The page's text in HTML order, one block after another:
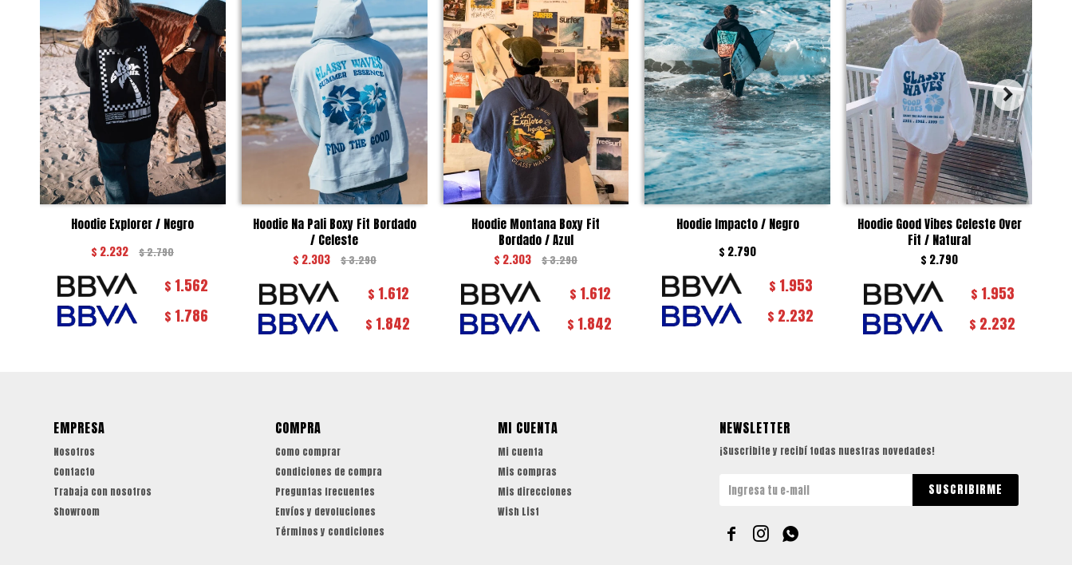
Hoodie Explorer / Negro
$ 2.232 $2.790
$ 1.562
$ 1.786
Hoodie Na Pali Boxy Fit Bordado
/ Celeste
$ 2.303 $3.290
$ 1.612
$ 1.842
Hoodie Montana Boxy Fit
Bordado / Azul
$ 2.303 $3.290
$ 1.612
$ 1.842
Hoodie Impacto / Negro
$ 2.790
$ 1.953
$ 2.232
Hoodie Good Vibes Celeste Over
Fit / Natural
$ 2.790
$ 1.953
$ 2.232
EMPRESA
Nosotros
Contacto
Trabaja con nosotros
Showroom
COMPRA
Como comprar
Condiciones de compra
Preguntas frecuentes
Envíos y devoluciones
Términos y condiciones
MI CUENTA
Mi cuenta
Mis compras
Mis direcciones
Wish List
NEWSLETTER
¡Suscribite y recibí todas nuestras novedades!
SUSCRIBIRME
  